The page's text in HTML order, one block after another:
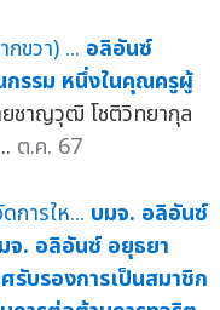
อลิอันซ์
รรม หนึ่งในคุณครูผู้
ชาญวุฒิ โชติวิทยากุล
ต.ค. 67
บมจ. อลิอันซ์
จ. อลิอันซ์ อยุธยา
รับรองการเป็นสมาชิก